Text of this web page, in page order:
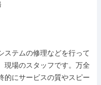
ステムの修理などを行って
現場のスタッフです。万全
的にサービスの質やスピー